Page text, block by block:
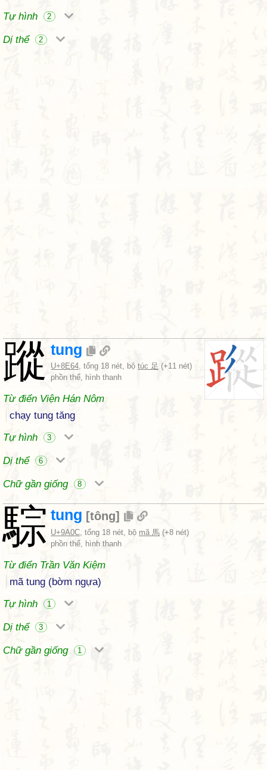
Tự hình 2
Dị thể 2
蹤 tung
U+8E64, tổng 18 nét, bộ túc 足 (+11 nét)
phồn thể, hình thanh
Từ điển Viện Hán Nôm
chạy tung tăng
Tự hình
3
Dị thể 6
Chữ gần giống 8
騌 tung [tông]
U+9A0C, tổng 18 nét, bộ mã 馬 (+8 nét)
phồn thể, hình thanh
Từ điển Trần Văn Kiệm
mã tung (bờm ngựa)
Tự hình
1
Dị thể 3
Chữ gần giống 1